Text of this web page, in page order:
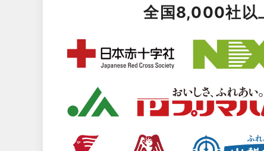
全国8,000社以